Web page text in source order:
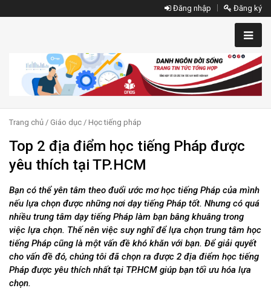
Đăng nhập Đăng ký
Trang chủ / Giáo dục / Học tiếng pháp
Top 2 địa điểm học tiếng Pháp được
yêu thích tại TP.HCM
Bạn có thể yên tâm theo đuổi ước mơ học tiếng Pháp của mình
nếu lựa chọn được những nơi dạy tiếng Pháp tốt. Nhưng có quá
nhiều trung tâm dạy tiếng Pháp làm bạn bâng khuâng trong
việc lựa chọn. Thế nên việc suy nghĩ để lựa chọn trung tâm học
tiếng Pháp cũng là một vấn đề khó khăn với bạn. Để giải quyết
cho vấn đề đó, chúng tôi đã chọn ra được 2 địa điểm học tiếng
Pháp được yêu thích nhất tại TP.HCM giúp bạn tối ưu hóa lựa
chọn.